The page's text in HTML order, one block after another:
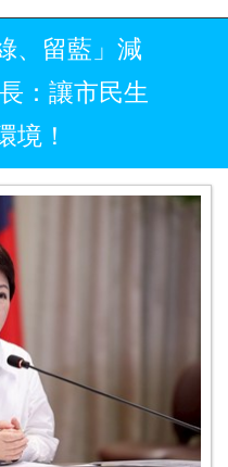
、留藍」減
：讓市民生
境！